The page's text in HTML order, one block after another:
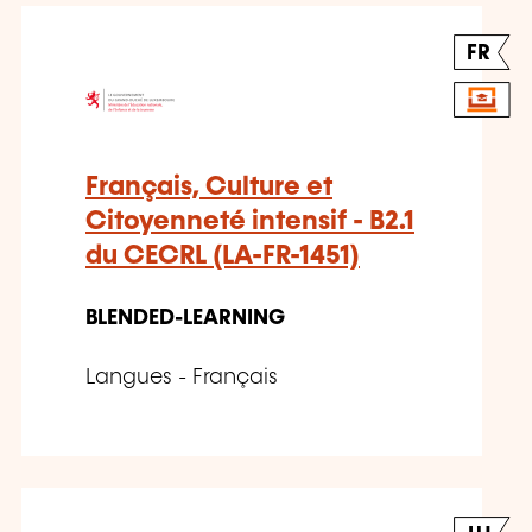
FR
Français, Culture et
Citoyenneté intensif - B2.1
du CECRL (LA-FR-1451)
BLENDED-LEARNING
Langues - Français